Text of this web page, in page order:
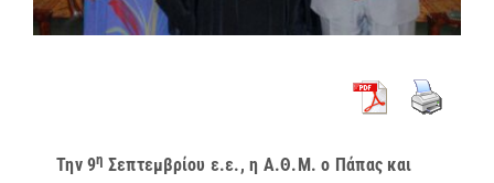
Την 9η Σεπτεμβρίου ε.ε., η Α.Θ.Μ. ο Πάπας και